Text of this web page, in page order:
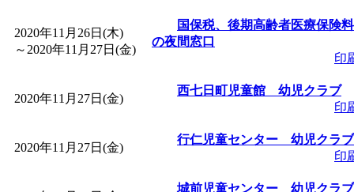
2020年11月26日(木)
～ 2020年11月27日(金)
国保税、後期高齢者医療保険料
の夜間窓口
印
2020年11月27日(金)
西七日町児童館 幼児クラブ
印
2020年11月27日(金)
行仁児童センター 幼児クラブ
印
城前児童センター 幼児クラブ